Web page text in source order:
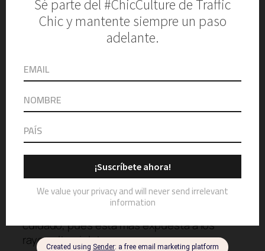
4. Protección solar
Photo byMuhammad Farison
La protección contra el sol es importante en
toda la piel, pero la cara requiere mucho
cuidado, pues está más expuesta a los
rayos ultravioletas.